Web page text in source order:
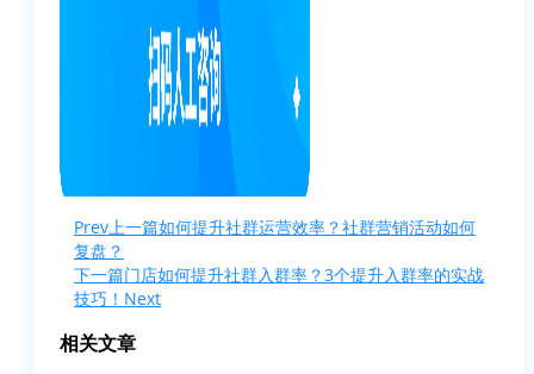
Prev上一篇如何提升社群运营效率？社群营销活动如何
复盘？
下一篇门店如何提升社群入群率？3个提升入群率的实战
技巧！ Next
相关文章